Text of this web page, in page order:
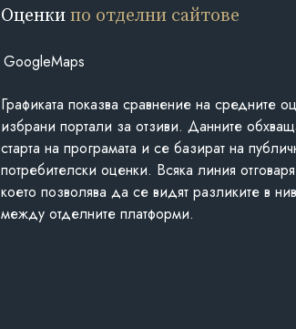
Оценкипо отделни сайтове
GoogleMaps
Графиката показва сравнение на средните
избрани портали за отзиви. Данните
старта на програмата и се базират на
потребителски оценки. Всяка линия
което позволява да се видят разликите в
между отделните платформи.